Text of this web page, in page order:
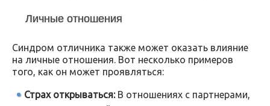
Личные отношения
Синдром отличника также может оказать влияние
на личные отношения. Вот несколько примеров
того, как он может проявляться:
Страх открываться:В отношениях с партнерами,